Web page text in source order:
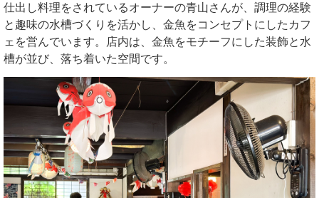
仕出し料理をされているオーナーの青山さんが、調理の経験
と趣味の水槽づくりを活かし、金魚をコンセプトにしたカフ
ェを営んでいます。店内は、金魚をモチーフにした装飾と水
槽が並び、落ち着いた空間です。